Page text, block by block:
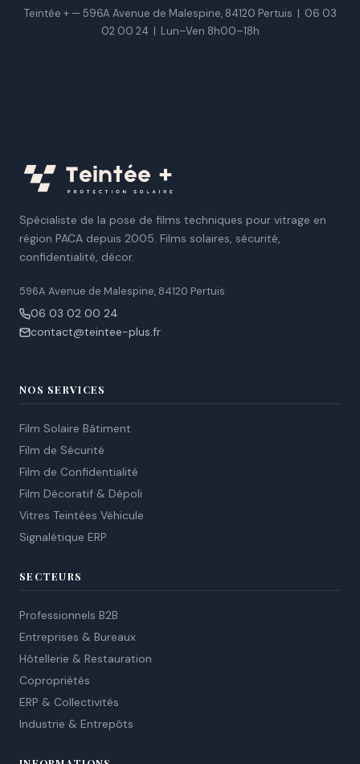
Teintée + — 596A Avenue de Malespine, 84120 Pertuis | 06 03
02 00 24 | Lun–Ven 8h00–18h
Spécialiste de la pose de films techniques pour vitrage en
région PACA depuis 2005. Films solaires, sécurité,
confidentialité, décor.
596A Avenue de Malespine, 84120 Pertuis
06 03 02 00 24
contact@teintee-plus.fr
NOS SERVICES
Film Solaire Bâtiment
Film de Sécurité
Film de Confidentialité
Film Décoratif & Dépoli
Vitres Teintées Véhicule
Signalétique ERP
SECTEURS
Professionnels B2B
Entreprises & Bureaux
Hôtellerie & Restauration
Copropriétés
ERP & Collectivités
Industrie & Entrepôts